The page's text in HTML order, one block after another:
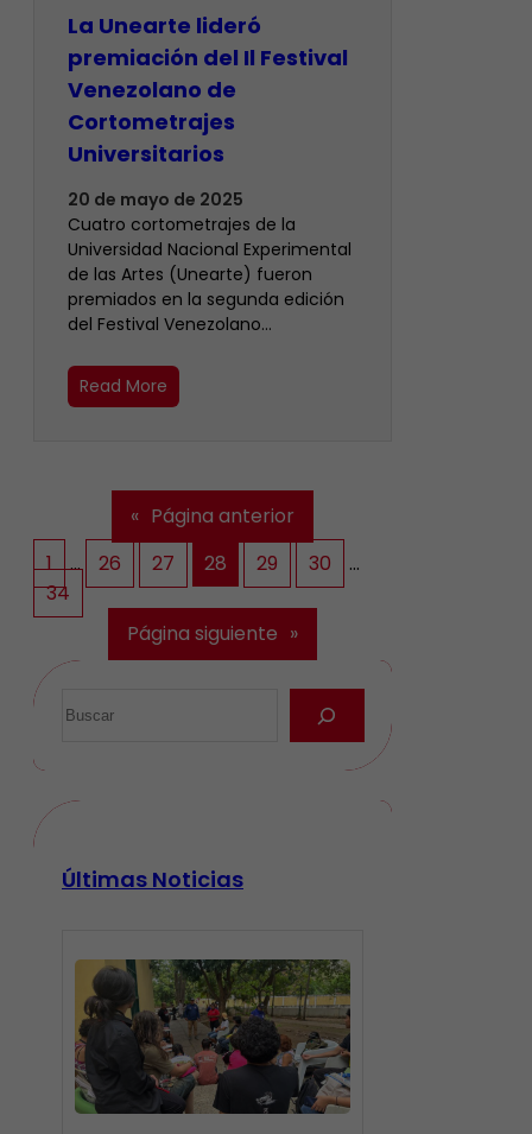
La Unearte lideró
premiación del Il Festival
Venezolano de
Cortometrajes
Universitarios
20 de mayo de 2025
Cuatro cortometrajes de la
Universidad Nacional Experimental
de las Artes (Unearte) fueron
premiados en la segunda edición
del Festival Venezolano…
Read More
« Página anterior
1
… 26 27 28 29 30
…
34
Página siguiente »
Últimas Noticias